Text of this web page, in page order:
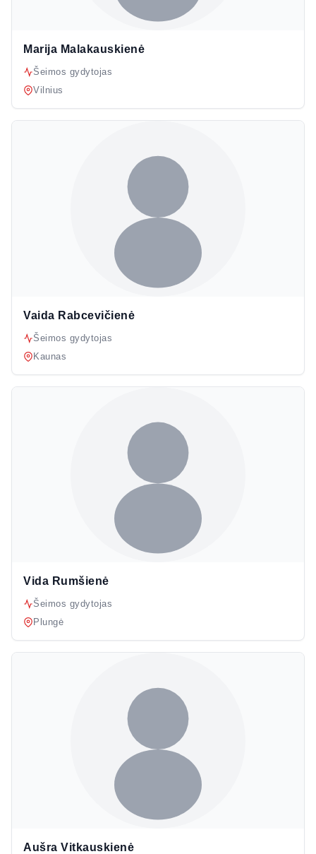
Marija Malakauskienė
Šeimos gydytojas
Vilnius
Vaida Rabcevičienė
Šeimos gydytojas
Kaunas
Vida Rumšienė
Šeimos gydytojas
Plungė
Aušra Vitkauskienė